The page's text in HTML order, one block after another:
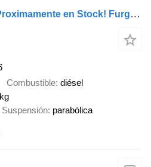
Renault Master 145PK Proximamente en Stock! Furgón Caja Cerrada – LED -
Combustible diésel
Suspensión parabólica